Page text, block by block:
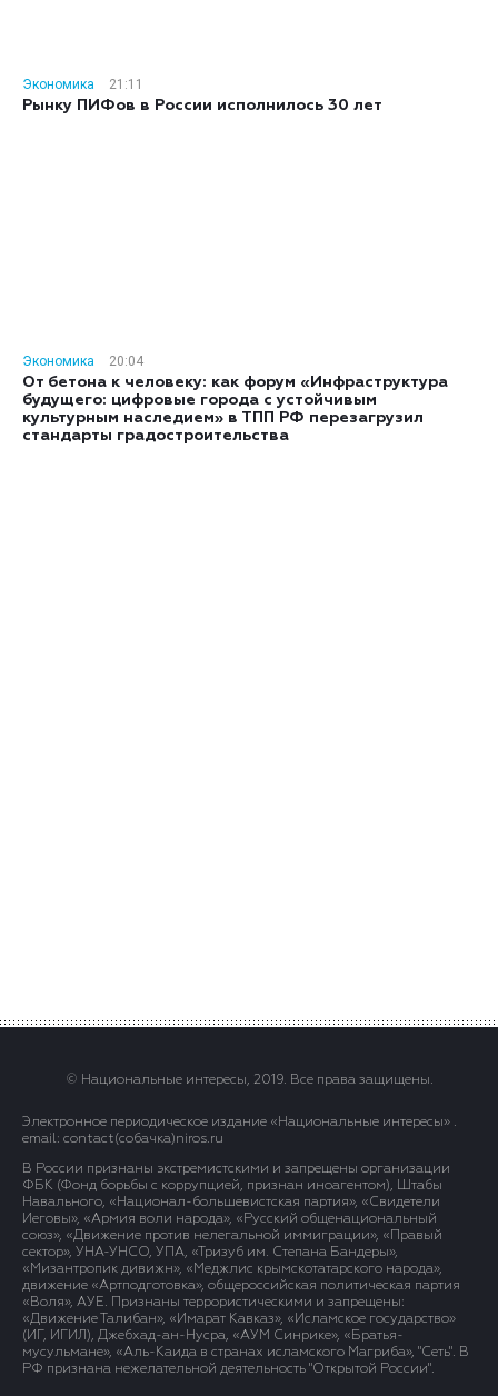
Экономика
21:11
Рынку ПИФов в России исполнилось 30 лет
Экономика
20:04
От бетона к человеку: как форум «Инфраструктура
будущего: цифровые города с устойчивым
культурным наследием» в ТПП РФ перезагрузил
стандарты градостроительства
© Национальные интересы, 2019. Все права защищены.
Электронное периодическое издание «Национальные интересы» .
email: contact(сoбaчка)niros.ru
В России признаны экстремистскими и запрещены организации
ФБК (Фонд борьбы с коррупцией, признан иноагентом), Штабы
Навального, «Национал-большевистская партия», «Свидетели
Иеговы», «Армия воли народа», «Русский общенациональный
союз», «Движение против нелегальной иммиграции», «Правый
сектор», УНА-УНСО, УПА, «Тризуб им. Степана Бандеры»,
«Мизантропик дивижн», «Меджлис крымскотатарского народа»,
движение «Артподготовка», общероссийская политическая партия
«Воля», АУЕ. Признаны террористическими и запрещены:
«Движение Талибан», «Имарат Кавказ», «Исламское государство»
(ИГ, ИГИЛ), Джебхад-ан-Нусра, «АУМ Синрике», «Братья-
мусульмане», «Аль-Каида в странах исламского Магриба», "Сеть". В
РФ признана нежелательной деятельность "Открытой России".